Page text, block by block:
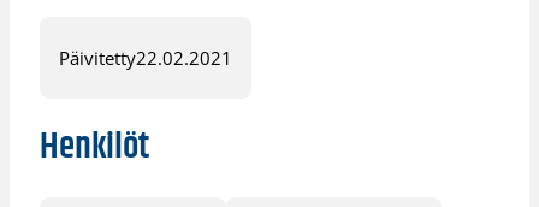
Päivitetty22.02.2021
Henkilöt